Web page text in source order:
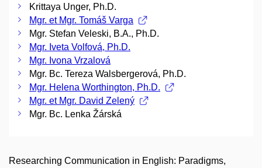
Krittaya Unger, Ph.D.
Mgr. et Mgr. Tomáš Varga
Mgr. Stefan Veleski, B.A., Ph.D.
Mgr. Iveta Volfová, Ph.D.
Mgr. Ivona Vrzalová
Mgr. Bc. Tereza Walsbergerová, Ph.D.
Mgr. Helena Worthington, Ph.D.
Mgr. et Mgr. David Zelený
Mgr. Bc. Lenka Žárská
Researching Communication in English: Paradigms,